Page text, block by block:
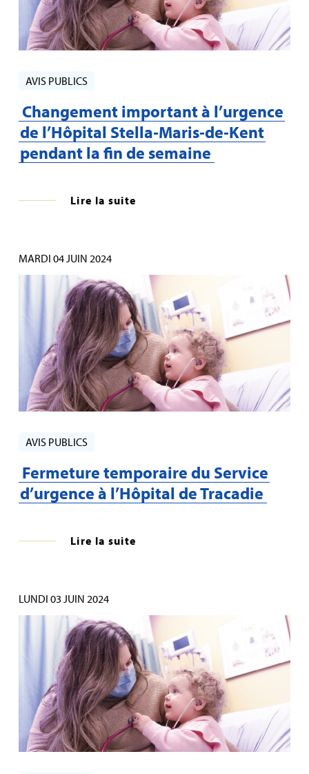
AVIS PUBLICS
Changement important à l’urgence
de l’Hôpital Stella‑Maris‑de‑Kent
pendant la fin de semaine
Lire la suite
MARDI 04 JUIN 2024
AVIS PUBLICS
Fermeture temporaire du Service
d’urgence à l’Hôpital de Tracadie
Lire la suite
LUNDI 03 JUIN 2024